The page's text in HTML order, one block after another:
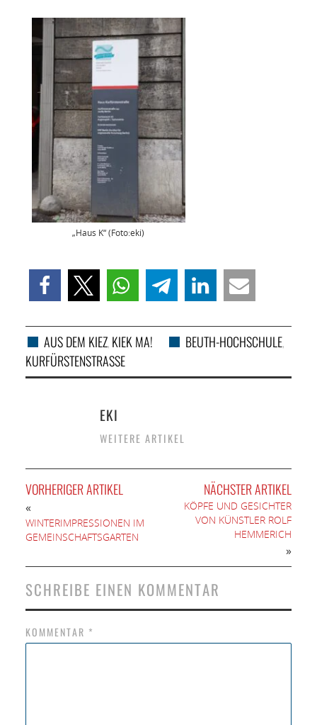
„Haus K“ (Foto:eki)
AUS DEM KIEZ, KIEK MA! BEUTH-HOCHSCHULE,
KURFÜRSTENSTRASSE
EKI
WEITERE ARTIKEL
VORHERIGER ARTIKEL
«
WINTERIMPRESSIONEN IM
GEMEINSCHAFTSGARTEN
NÄCHSTER ARTIKEL
KÖPFE UND GESICHTER
VON KÜNSTLER ROLF
HEMMERICH
»
SCHREIBE EINEN KOMMENTAR
KOMMENTAR *